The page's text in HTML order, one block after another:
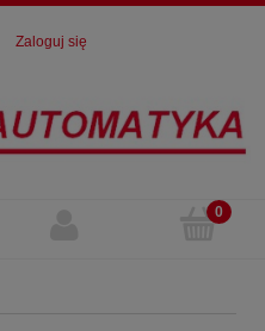
Zaloguj się